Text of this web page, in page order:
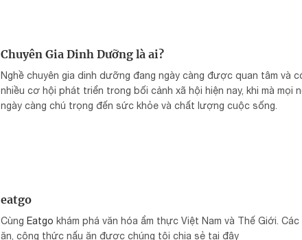
Chuyên Gia Dinh Dưỡng là ai?
Nghề chuyên gia dinh dưỡng đang ngày càng được quan tâm và
nhiều cơ hội phát triển trong bối cảnh xã hội hiện nay, khi mà mọi
ngày càng chú trọng đến sức khỏe và chất lượng cuộc sống.
eatgo
Cùng Eatgo khám phá văn hóa ẩm thực Việt Nam và Thế Giới. Các
ăn, công thức nấu ăn được chúng tôi chia sẻ tại đây